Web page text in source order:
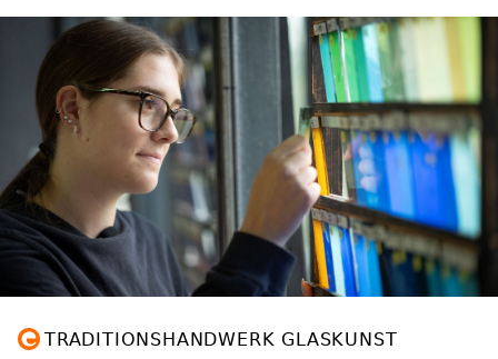
TRADITIONSHANDWERK GLASKUNST